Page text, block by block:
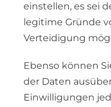
einstellen, es sei
legitime Gründe
Verteidigung
Ebenso können
der Daten
Einwilligungen